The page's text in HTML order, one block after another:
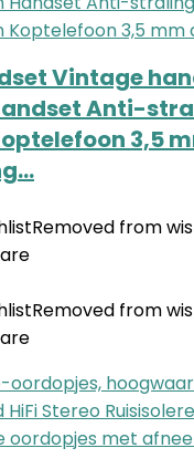
Vintage
Anti-
3,5
Removed from
Removed from